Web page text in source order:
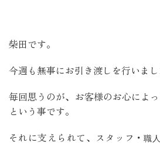
柴田です。
今週も無事にお引き渡しを行いまし
毎回思うのが、お客様のお心によ
という事です。
それに支えられて、スタッフ・職人